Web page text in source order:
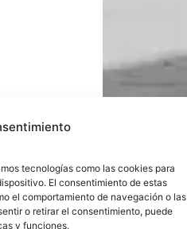
tecnologías como las cookies para
El consentimiento de estas
el comportamiento de navegación o las
o retirar el consentimiento, puede
y funciones.